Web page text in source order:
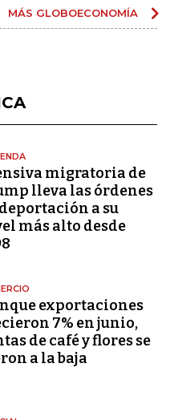
MÁS GLOBOECONOMÍA
migratoria de
lleva las órdenes
a su
más alto desde
exportaciones
7% en junio,
de café y flores se
a la baja